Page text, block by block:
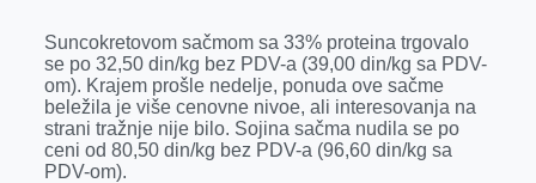
Suncokretovom sačmom sa 33% proteina trgovalo
se po 32,50 din/kg bez PDV-a (39,00 din/kg sa PDV-
om). Krajem prošle nedelje, ponuda ove sačme
beležila je više cenovne nivoe, ali interesovanja na
strani tražnje nije bilo. Sojina sačma nudila se po
ceni od 80,50 din/kg bez PDV-a (96,60 din/kg sa
PDV-om).